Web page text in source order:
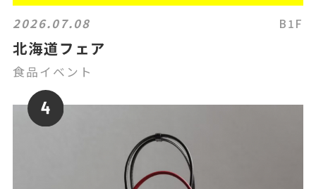
2026.07.08 B1F
北海道フェア
食品イベント